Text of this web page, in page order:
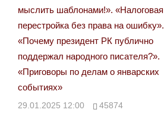
мыслить шаблонами!». «Налоговая
перестройка без права на ошибку».
«Почему президент РК публично
поддержал народного писателя?».
«Приговоры по делам о январских
событиях»
29.01.2025 12:00 45874